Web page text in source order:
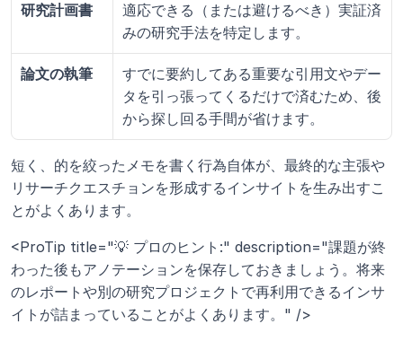
研究計画書
適応できる（または避けるべき）実証済
みの研究手法を特定します。
論文の執筆
すでに要約してある重要な引用文やデー
タを引っ張ってくるだけで済むため、後
から探し回る手間が省けます。
短く、的を絞ったメモを書く行為自体が、最終的な主張や
リサーチクエスチョンを形成するインサイトを生み出すこ
とがよくあります。
<ProTip title="💡 プロのヒント:" description="課題が終
わった後もアノテーションを保存しておきましょう。将来
のレポートや別の研究プロジェクトで再利用できるインサ
イトが詰まっていることがよくあります。" />